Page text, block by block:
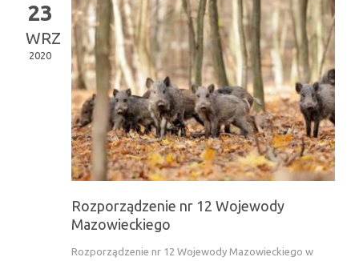
23
WRZ
2020
Rozporządzenie nr 12 Wojewody
Mazowieckiego
Rozporządzenie nr 12 Wojewody Mazowieckiego w